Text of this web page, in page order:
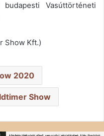
Vasúttörténeti
Show Kft.)
2020
Show